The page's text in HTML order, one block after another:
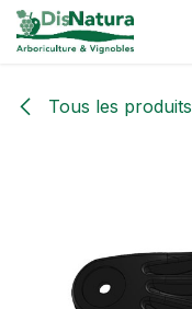
Se rendre au contenu
Tous les produits